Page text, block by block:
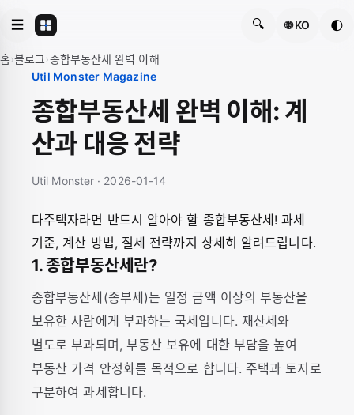
☰ 🔍 🌐 KO 🌓
홈›블로그›종합부동산세 완벽 이해
Util Monster Magazine
종합부동산세 완벽 이해: 계
산과 대응 전략
Util Monster · 2026-01-14
다주택자라면 반드시 알아야 할 종합부동산세! 과세
기준, 계산 방법, 절세 전략까지 상세히 알려드립니다.
1. 종합부동산세란?
종합부동산세(종부세)는 일정 금액 이상의 부동산을
보유한 사람에게 부과하는 국세입니다. 재산세와
별도로 부과되며, 부동산 보유에 대한 부담을 높여
부동산 가격 안정화를 목적으로 합니다. 주택과 토지로
구분하여 과세합니다.